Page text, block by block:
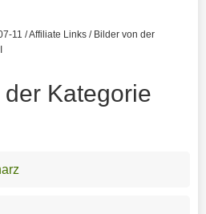
11 / Affiliate Links / Bilder von der
Kategorie